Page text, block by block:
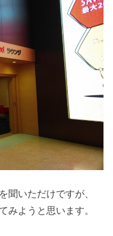
聞いただけですが、
みようと思います。